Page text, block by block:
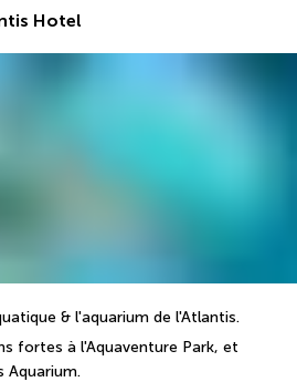
Hotel
& l'aquarium de l'Atlantis.
fortes à l'Aquaventure Park, et
Aquarium.